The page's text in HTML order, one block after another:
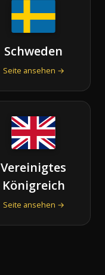
Schweden
Seite ansehen →
Vereinigtes
Königreich
Seite ansehen →